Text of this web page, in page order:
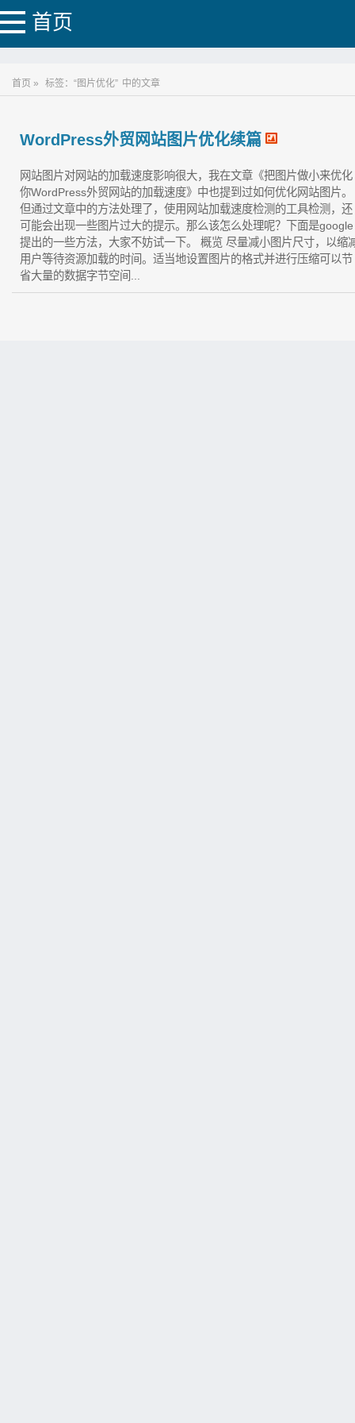
首页
首页 » 标签：“图片优化” 中的文章
WordPress外贸网站图片优化续篇
网站图片对网站的加载速度影响很大，我在文章《把图片做小来优化
你WordPress外贸网站的加载速度》中也提到过如何优化网站图片。
但通过文章中的方法处理了，使用网站加载速度检测的工具检测，还
可能会出现一些图片过大的提示。那么该怎么处理呢？下面是google
提出的一些方法，大家不妨试一下。 概览 尽量减小图片尺寸，以缩
用户等待资源加载的时间。适当地设置图片的格式并进行压缩可以节
省大量的数据字节空间...